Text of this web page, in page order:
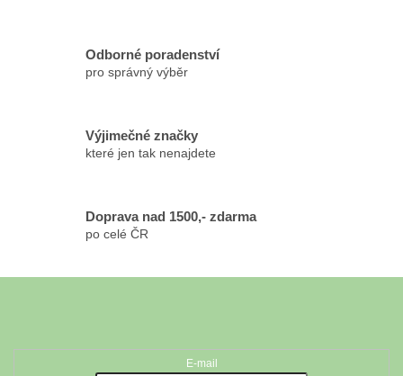
k
s
Odborné poradenství
pro správný výběr
Výjimečné značky
které jen tak nenajdete
Doprava nad 1500,- zdarma
po celé ČR
E-mail